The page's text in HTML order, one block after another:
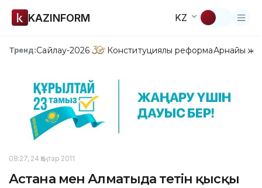
KAZINFORM KZ
Тренд:Сайлау-2026 Конституциялық реформаАрнайы
08:27, 24 Қаңтар 2011
Астана мен Алматыда өтетін қысқы